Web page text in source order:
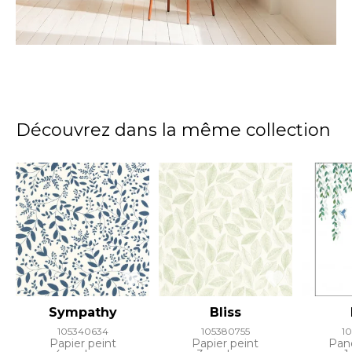
Découvrez dans la même collection
Sympathy
105340634
Papier peint
Bliss
105380755
Papier peint